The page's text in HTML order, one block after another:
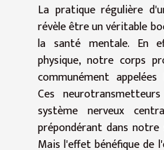
La pratique régulière
révèle être un véritable
la santé mentale. En
physique, notre corps
communément
Ces
système nerveux
prépondérant dans
Mais l'effet bénéfique de